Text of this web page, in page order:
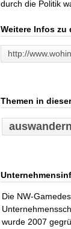
durch die Politik
Weitere Infos zu
http://
Themen in
auswandern
Die NW-
wurde 2007